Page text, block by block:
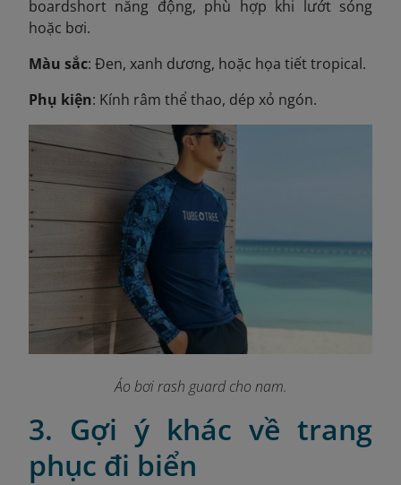
boardshort năng động, phù hợp khi lướt sóng
hoặc bơi.
Màu sắc: Đen, xanh dương, hoặc họa tiết tropical.
Phụ kiện: Kính râm thể thao, dép xỏ ngón.
Áo bơi rash guard cho nam.
3. Gợi ý khác về trang
phục đi biển